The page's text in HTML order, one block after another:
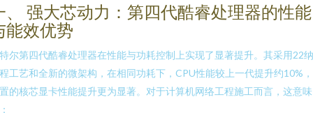
、 强大芯动力：第四代酷睿处理器的性能
能效优势
尔第四代酷睿处理器在性能与功耗控制上实现了显著提升。其采用22
工艺和全新的微架构，在相同功耗下，CPU性能较上一代提升约10%
的核芯显卡性能提升更为显著。对于计算机网络工程施工而言，这意味